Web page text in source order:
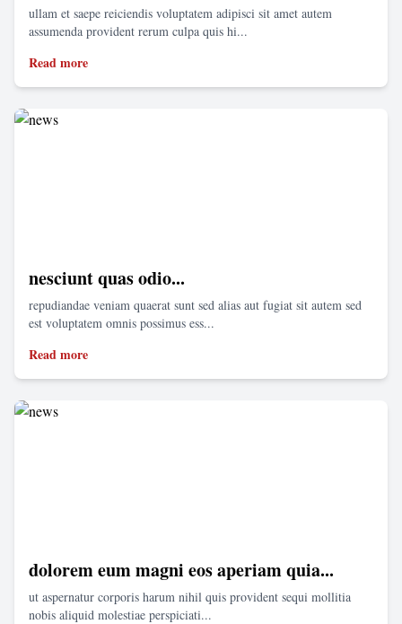
ullam et saepe reiciendis voluptatem adipisci sit amet autem
assumenda provident rerum culpa quis hi...
Read more
nesciunt quas odio...
repudiandae veniam quaerat sunt sed alias aut fugiat sit autem sed
est voluptatem omnis possimus ess...
Read more
dolorem eum magni eos aperiam quia...
ut aspernatur corporis harum nihil quis provident sequi mollitia
nobis aliquid molestiae perspiciati...